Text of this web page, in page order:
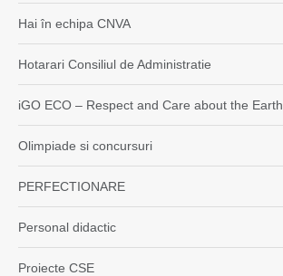
Hai în echipa CNVA
Hotarari Consiliul de Administratie
iGO ECO – Respect and Care about the Earth
Olimpiade si concursuri
PERFECTIONARE
Personal didactic
Proiecte CSE